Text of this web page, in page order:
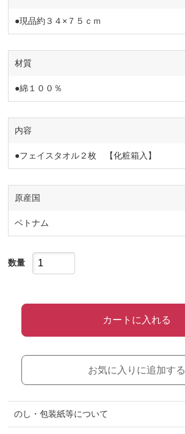
●現品約３４×７５ｃｍ
材質
●綿１００％
内容
●フェイスタオル２枚 【化粧箱入】
原産国
ベトナム
数量
カートに入れる
お気に入りに追加する
のし・包装紙等について